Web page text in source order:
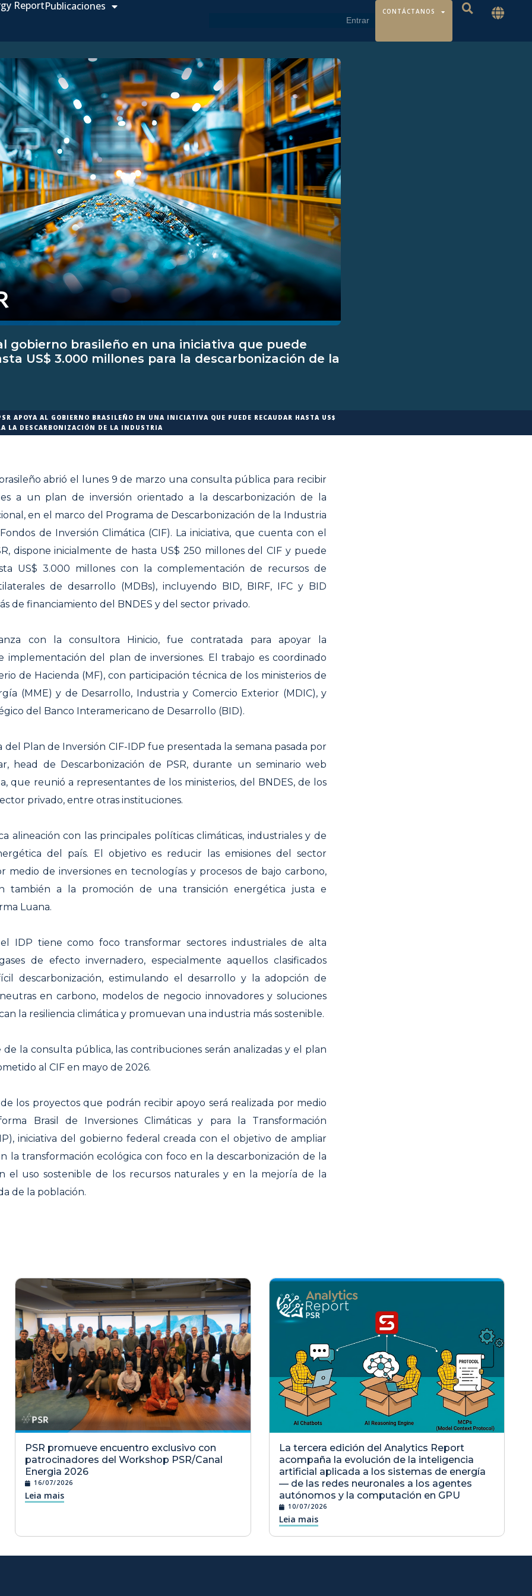
ReportPublicaciones CONTÁCTANOS
gobierno brasileño en una iniciativa que puede
US$ 3.000 millones para la descarbonización de la
APOYA AL GOBIERNO BRASILEÑO EN UNA INICIATIVA QUE PUEDE RECAUDAR HASTA US$
LA DESCARBONIZACIÓN DE LA INDUSTRIA
abrió el lunes 9 de marzo una consulta pública para recibir
a un plan de inversión orientado a la descarbonización de la
en el marco del Programa de Descarbonización de la Industria
de Inversión Climática (CIF). La iniciativa, que cuenta con el
dispone inicialmente de hasta US$ 250 millones del CIF y puede
US$ 3.000 millones con la complementación de recursos de
de desarrollo (MDBs), incluyendo BID, BIRF, IFC y BID
de financiamiento del BNDES y del sector privado.
con la consultora Hinicio, fue contratada para apoyar la
implementación del plan de inversiones. El trabajo es coordinado
de Hacienda (MF), con participación técnica de los ministerios de
(MME) y de Desarrollo, Industria y Comercio Exterior (MDIC), y
del Banco Interamericano de Desarrollo (BID).
del Plan de Inversión CIF-IDP fue presentada la semana pasada por
head de Descarbonización de PSR, durante un seminario web
que reunió a representantes de los ministerios, del BNDES, de los
privado, entre otras instituciones.
alineación con las principales políticas climáticas, industriales y de
del país. El objetivo es reducir las emisiones del sector
medio de inversiones en tecnologías y procesos de bajo carbono,
también a la promoción de una transición energética justa e
Luana.
IDP tiene como foco transformar sectores industriales de alta
de efecto invernadero, especialmente aquellos clasificados
descarbonización, estimulando el desarrollo y la adopción de
en carbono, modelos de negocio innovadores y soluciones
la resiliencia climática y promuevan una industria más sostenible.
de la consulta pública, las contribuciones serán analizadas y el plan
al CIF en mayo de 2026.
los proyectos que podrán recibir apoyo será realizada por medio
Brasil de Inversiones Climáticas y para la Transformación
iniciativa del gobierno federal creada con el objetivo de ampliar
la transformación ecológica con foco en la descarbonización de la
el uso sostenible de los recursos naturales y en la mejoría de la
de la población.
PSR promueve encuentro exclusivo con
patrocinadores del Workshop PSR/Canal
Energia 2026
16/07/2026
Leia mais
La tercera edición del Analytics Report
acompaña la evolución de la inteligencia
artificial aplicada a los sistemas de energía
— de las redes neuronales a los agentes
autónomos y la computación en GPU
10/07/2026
Leia mais